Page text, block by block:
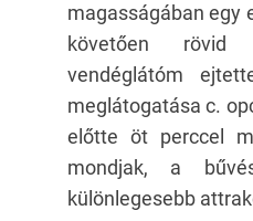
magasságában egy
követően rövid
vendéglátóm
meglátogatása c.
előtte öt perccel
mondjak, a
különlegesebb